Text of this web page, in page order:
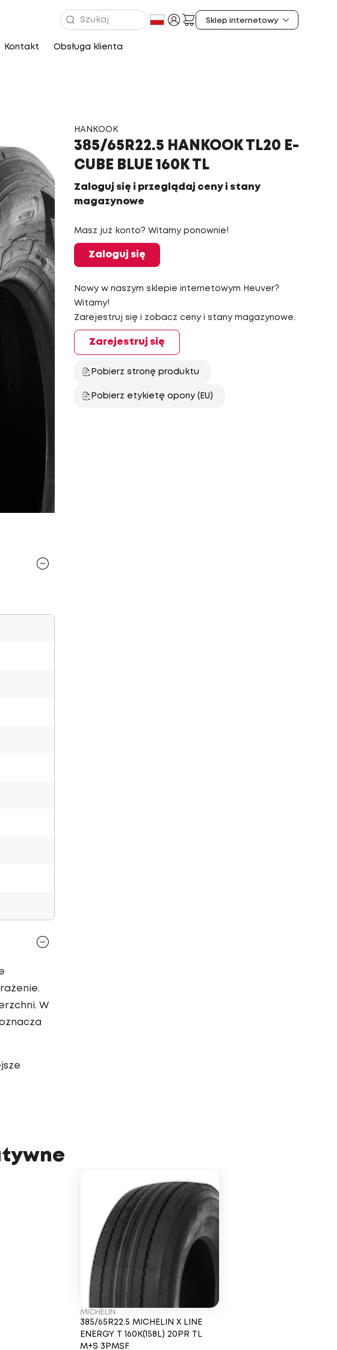
Kontakt Obsługa klienta
HANKOOK
385/65R22.5 HANKOOK TL20 E-
CUBE BLUE 160K TL
Zaloguj się i przeglądaj ceny i stany
magazynowe
Masz już konto? Witamy ponownie!
Zaloguj się
Nowy w naszym sklepie internetowym Heuver?
Witamy!
Zarejestruj się i zobacz ceny i stany magazynowe.
Zarejestruj się
Pobierz stronę produktu
Pobierz etykietę opony (EU)
W
MICHELIN
385/65R22.5 MICHELIN X LINE
ENERGY T 160K(158L) 20PR TL
M+S 3PMSF